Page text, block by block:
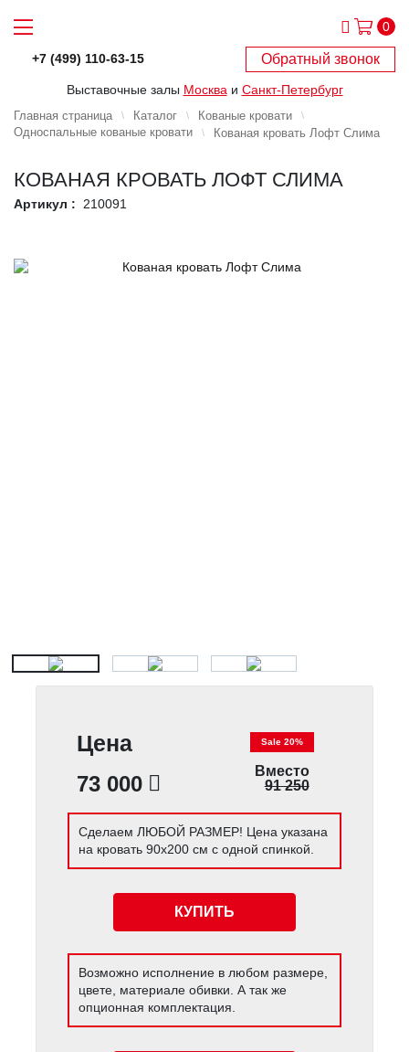
0
+7 (499) 110-63-15 Обратный звонок
Выставочные залы Москва и Санкт-Петербург
Главная страница Каталог
Кованые кровати
Односпальные кованые кровати
Кованая кровать Лофт Слима
КОВАНАЯ КРОВАТЬ ЛОФТ СЛИМА
Артикул : 210091
Цена
73 000
Sale 20%
Вместо
91 250
Сделаем ЛЮБОЙ РАЗМЕР! Цена указана
на кровать 90х200 см с одной спинкой.
КУПИТЬ
Возможно исполнение в любом размере,
цвете, материале обивки. А так же
опционная комплектация.